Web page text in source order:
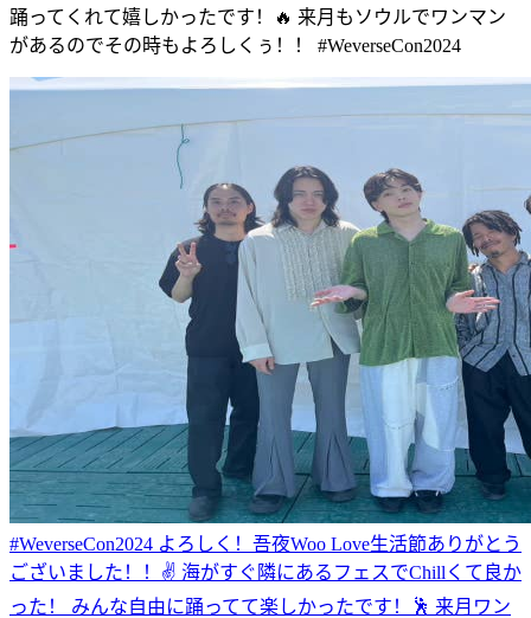
踊ってくれて嬉しかったです！🔥 来月もソウルでワンマン
があるのでその時もよろしくぅ！！ #WeverseCon2024
#WeverseCon2024 よろしく！ 吾夜Woo Love生活節ありがとう
ございました！！✌️ 海がすぐ隣にあるフェスでChillくて良か
った！ みんな自由に踊ってて楽しかったです！🕺 来月ワン